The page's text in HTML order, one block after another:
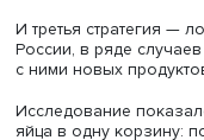
— Как российский
турбулентности?
— Если говорить о